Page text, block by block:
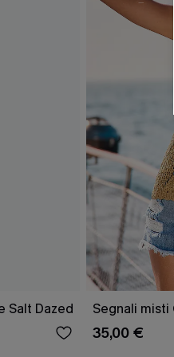
Salt Dazed Segnali
35,00 €